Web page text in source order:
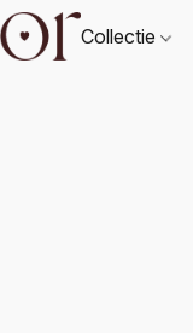
Collectie